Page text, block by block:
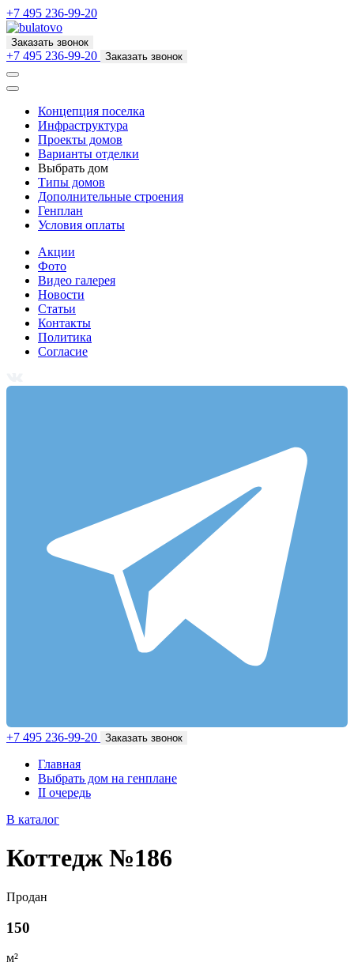
+7 495 236-99-20
Заказать звонок
+7 495 236-99-20 Заказать звонок
Концепция поселка
Инфраструктура
Проекты домов
Варианты отделки
Выбрать дом
Типы домов
Дополнительные строения
Генплан
Условия оплаты
Акции
Фото
Видео галерея
Новости
Статьи
Контакты
Политика
Согласие
+7 495 236-99-20 Заказать звонок
Главная
Выбрать дом на генплане
II очередь
В каталог
Коттедж №186
Продан
150
м²